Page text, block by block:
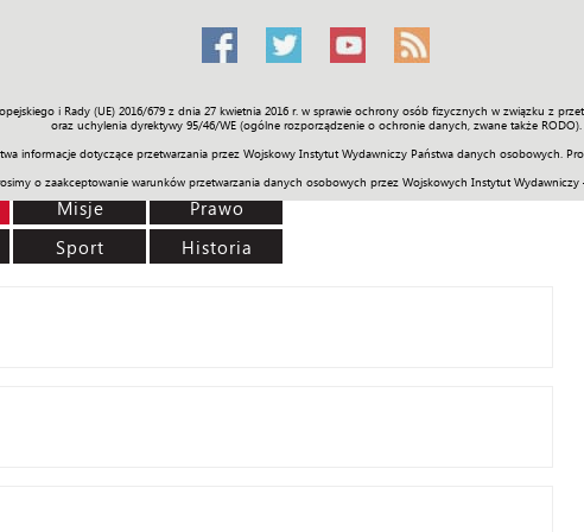
i Rady (UE) 2016/679 z dnia 27 kwietnia 2016 r. w sprawie ochrony osób fizycznych w związku z
oraz uchylenia dyrektywy 95/46/WE (ogólne rozporządzenie o ochronie danych, zwane także RODO).
informacje dotyczące przetwarzania przez Wojskowy Instytut Wydawniczy Państwa danych osobowych.
o zaakceptowanie warunków przetwarzania danych osobowych przez Wojskowych Instytut Wydawniczy
Świat Społeczność Sport Historia Galerie Wideo
Misje
Prawo
Sport Historia